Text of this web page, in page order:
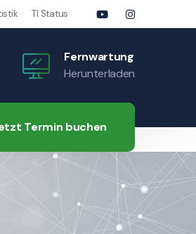
TI Status
Fernwartung
Herunterladen
Termin buchen